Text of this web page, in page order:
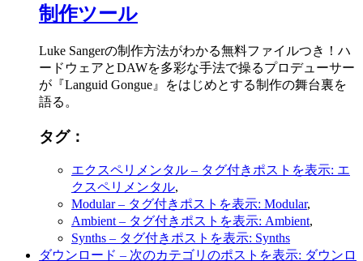
制作ツール
Luke Sangerの制作方法がわかる無料ファイルつき！ハ
ードウェアとDAWを多彩な手法で操るプロデューサー
が『Languid Gongue』をはじめとする制作の舞台裏を
語る。
タグ：
エクスペリメンタル – タグ付きポストを表示: エ
クスペリメンタル,
Modular– タグ付きポストを表示: Modular,
Ambient – タグ付きポストを表示: Ambient,
Synths – タグ付きポストを表示: Synths
ダウンロード – 次のカテゴリのポストを表示: ダウンロ